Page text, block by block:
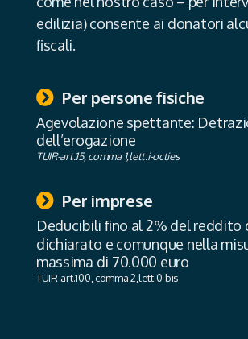
edilizia) consente ai donatori
ﬁscali.
Per persone fisiche
Agevolazione spettante:
dell’erogazione
TUIR-art.15, comma 1,lett.i-octies
Per imprese
Deducibili ﬁno al 2% del reddito
dichiarato e comunque nella
massima di 70.000 euro
TUIR-art.100, comma 2,lett.0-bis